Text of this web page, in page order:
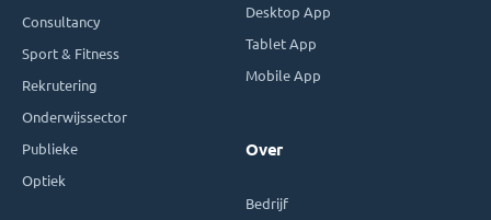
Consultancy
Sport & Fitness
Rekrutering
Onderwijssector
Publieke
Optiek
Desktop App
Tablet App
Mobile App
Over
Bedrijf